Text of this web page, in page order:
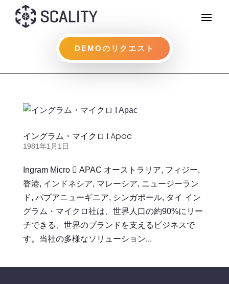
DEMOのリクエスト
イングラム・マイクロ I Apac
1981年1月1日
Ingram Micro  APAC オーストラリア, フィジー,
香港, インドネシア, マレーシア, ニュージーラン
ド, パプアニューギニア, シンガポール, タイ イン
グラム・マイクロ社は、世界人口の約90%にリー
チできる、世界のブランドを支えるビジネスで
す。当社の多様なソリューション...